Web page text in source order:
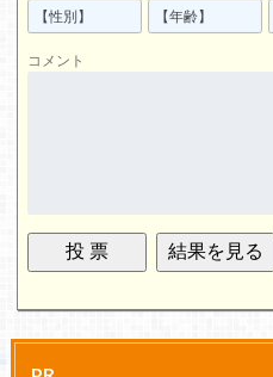
コメント